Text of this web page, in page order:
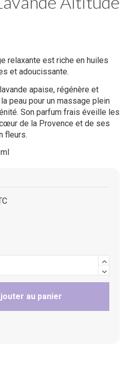
relaxante est riche en huiles
et adoucissante.
apaise, régénère et
peau pour un massage plein
Son parfum frais éveille les
de la Provence et de ses
fleurs.
au panier